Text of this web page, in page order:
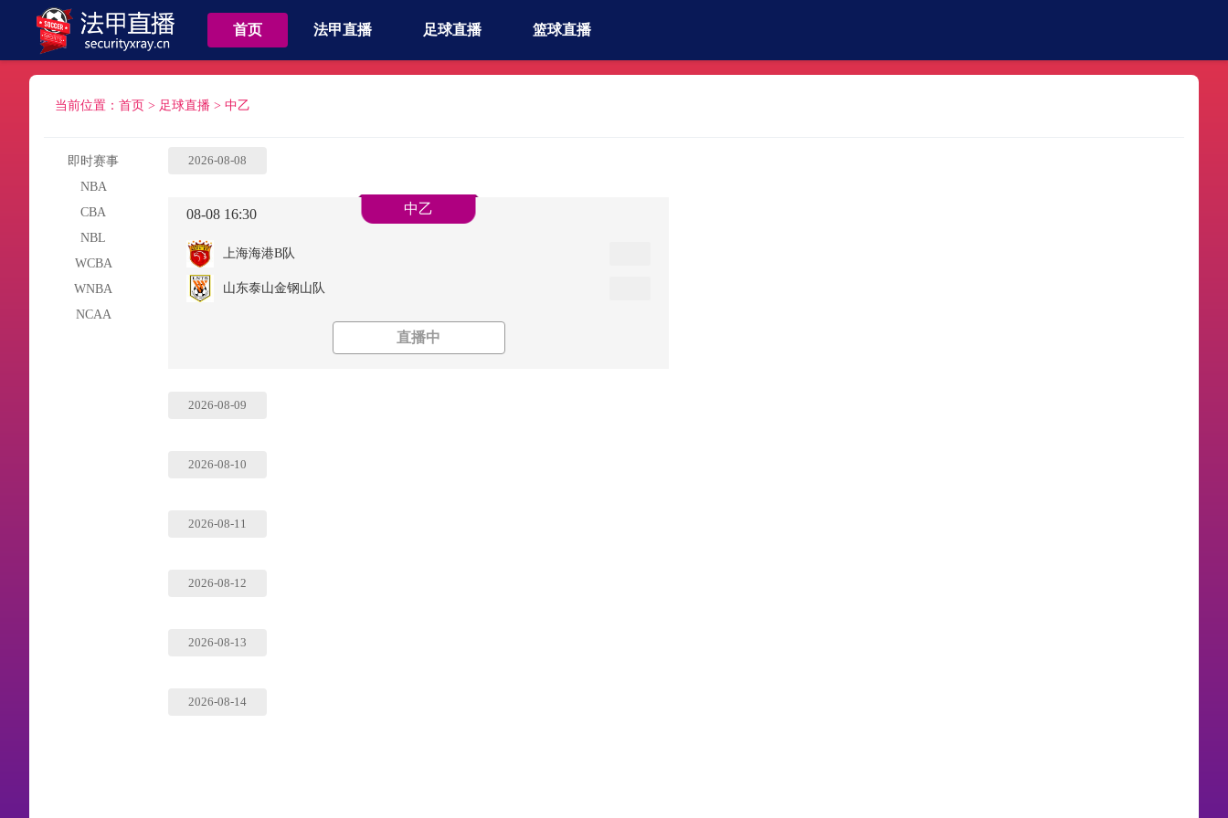
首页 法甲直播 足球直播 篮球直播
当前位置： 首页 > 足球直播 > 中乙
即时赛事
NBA
CBA
NBL
WCBA
WNBA
NCAA
2026-08-08
08-08 16:30 中乙
上海海港B队
山东泰山金钢山队
直播中
2026-08-09
2026-08-10
2026-08-11
2026-08-12
2026-08-13
2026-08-14